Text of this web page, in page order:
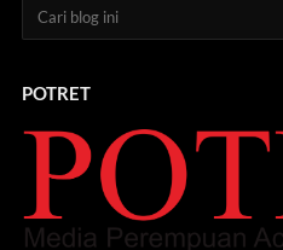
POTRET